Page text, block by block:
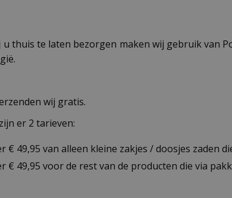
thuis te laten bezorgen maken wij gebruik van
wij gratis.
er 2 tarieven:
€ 49,95 van alleen kleine zakjes / doosjes zaden
€ 49,95 voor de rest van de producten die via